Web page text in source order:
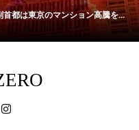
首都は東京のマンション高騰を...